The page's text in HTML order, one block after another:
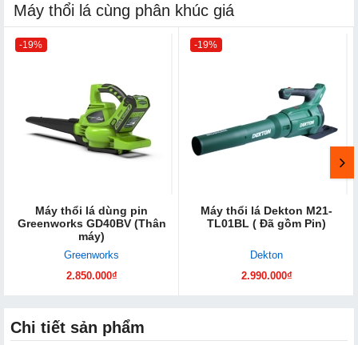
Máy thổi lá cùng phân khúc giá
-19%
Máy thổi lá dùng pin
Greenworks GD40BV (Thân
máy)
Greenworks
2.850.000₫
-19%
Máy thổi lá Dekton M21-
TL01BL ( Đã gồm Pin)
Dekton
2.990.000₫
Chi tiết sản phẩm